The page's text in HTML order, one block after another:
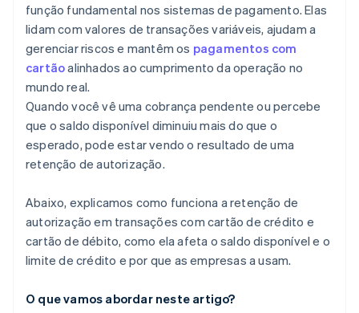
função fundamental nos sistemas de pagamento. Elas
lidam com valores de transações variáveis, ajudam a
gerenciar riscos e mantêm os pagamentos com
cartãoalinhados ao cumprimento da operação no
mundo real.
Quando você vê uma cobrança pendente ou percebe
que o saldo disponível diminuiu mais do que o
esperado, pode estar vendo o resultado de uma
retenção de autorização.
Abaixo, explicamos como funciona a retenção de
autorização em transações com cartão de crédito e
cartão de débito, como ela afeta o saldo disponível e o
limite de crédito e por que as empresas a usam.
O que vamos abordar neste artigo?